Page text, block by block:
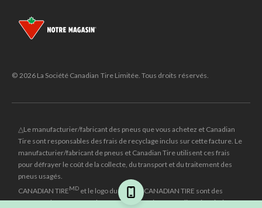
© 2026 La Société Canadian Tire Limitée. Tous droits réservés.
△Le manufacturier/fabricant des pneus que vous achetez et Canadian
Tire sont responsables des frais de recyclage inclus sur cette facture. Le
manufacturier/fabricant de pneus et Canadian Tire utilisent ces frais
pour défrayer le coût de la collecte, du transport et du traitement des
pneus usagés.
CANADIAN TIREMD et le logo du triangle CANADIAN TIRE sont des
marques de commerce déposées de la Société Canadian Tire Limitée.